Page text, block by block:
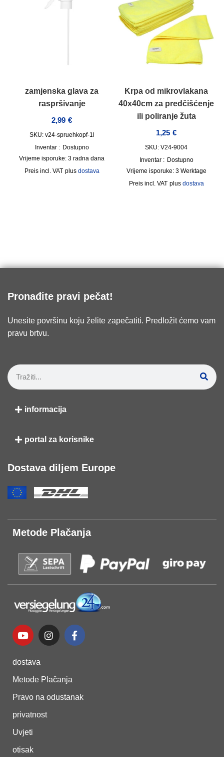
zamjenska glava za
raspršivanje
2,99 €
SKU: v24-spruehkopf-1l
Inventar : Dostupno
Vrijeme isporuke: 3 radna dana
incl. VAT plus dostava
Krpa od mikrovlakana
40x40cm za predčišćenje
ili poliranje žuta
1,25 €
SKU: V24-9004
Inventar : Dostupno
Vrijeme isporuke: 3 Werktage
incl. VAT plus dostava
Pronađite pravi pečat!
Unesite površinu koju želite zapečatiti. Predložit ćemo vam
pravu brtvu.
informacija
portal za korisnike
Dostava diljem Europe
Metode Plačanja
dostava
Metode Plačanja
Pravo na odustanak
privatnost
Uvjeti
otisak